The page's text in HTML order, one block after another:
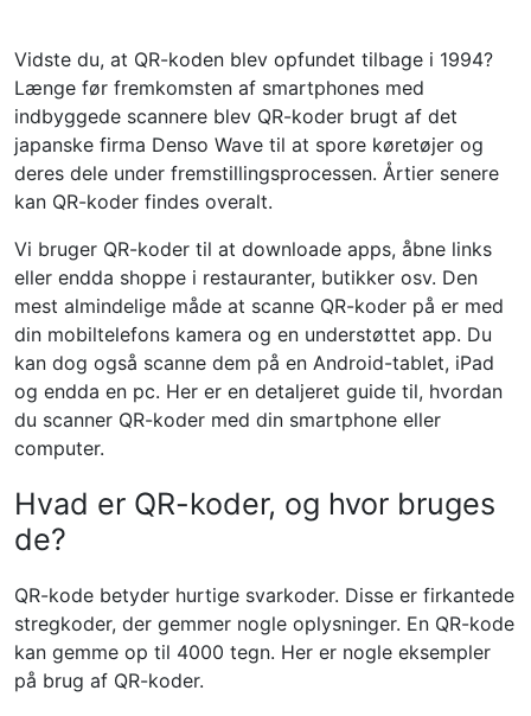
Vidste du, at QR-koden blev opfundet tilbage i 1994?
Længe før fremkomsten af ​​smartphones med
indbyggede scannere blev QR-koder brugt af det
japanske firma Denso Wave til at spore køretøjer og
deres dele under fremstillingsprocessen. Årtier senere
kan QR-koder findes overalt.
Vi bruger QR-koder til at downloade apps, åbne links
eller endda shoppe i restauranter, butikker osv. Den
mest almindelige måde at scanne QR-koder på er med
din mobiltelefons kamera og en understøttet app. Du
kan dog også scanne dem på en Android-tablet, iPad
og endda en pc. Her er en detaljeret guide til, hvordan
du scanner QR-koder med din smartphone eller
computer.
Hvad er QR-koder, og hvor bruges
de?
QR-kode betyder hurtige svarkoder. Disse er firkantede
stregkoder, der gemmer nogle oplysninger. En QR-kode
kan gemme op til 4000 tegn. Her er nogle eksempler
på brug af QR-koder.